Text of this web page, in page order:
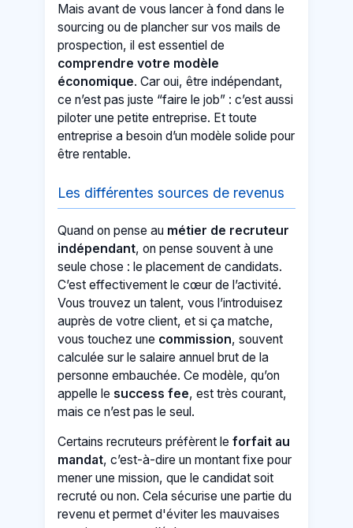
Mais avant de vous lancer à fond dans le
sourcing ou de plancher sur vos mails de
prospection, il est essentiel de
comprendre votre modèle
économique. Car oui, être indépendant,
ce n’est pas juste “faire le job” : c’est aussi
piloter une petite entreprise. Et toute
entreprise a besoin d’un modèle solide pour
être rentable.
Les différentes sources de revenus
Quand on pense au métier de recruteur
indépendant, on pense souvent à une
seule chose : le placement de candidats.
C’est effectivement le cœur de l’activité.
Vous trouvez un talent, vous l’introduisez
auprès de votre client, et si ça matche,
vous touchez une commission, souvent
calculée sur le salaire annuel brut de la
personne embauchée. Ce modèle, qu’on
appelle le success fee, est très courant,
mais ce n’est pas le seul.
Certains recruteurs préfèrent leforfait au
mandat, c’est-à-dire un montant fixe pour
mener une mission, que le candidat soit
recruté ou non. Cela sécurise une partie du
revenu et permet d'éviter les mauvaises